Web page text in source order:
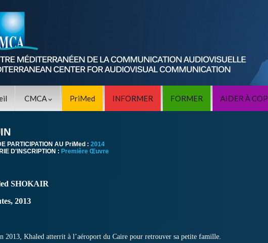
CMCA PriMed INFORMER FORMER AIDER À
PARTICIPATION AU PriMed : 2014
D'INSCRIPTION : Première Œuvre
SHOKAIR
2013
2013, Khaled atterrit à l’aéroport du Caire pour retrouver sa petite famille.